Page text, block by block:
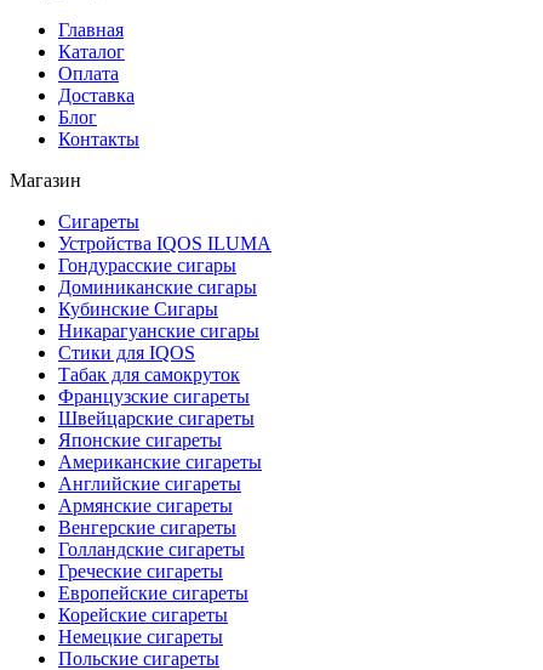
Главная
Каталог
Оплата
Доставка
Блог
Контакты
Магазин
Сигареты
Устройства IQOS ILUMA
Гондурасские сигары
Доминиканские сигары
Кубинские Сигары
Никарагуанские сигары
Стики для IQOS
Табак для самокруток
Французские сигареты
Швейцарские сигареты
Японские сигареты
Американские сигареты
Английские сигареты
Армянские сигареты
Венгерские сигареты
Голландские сигареты
Греческие сигареты
Европейские сигареты
Корейские сигареты
Немецкие сигареты
Польские сигареты